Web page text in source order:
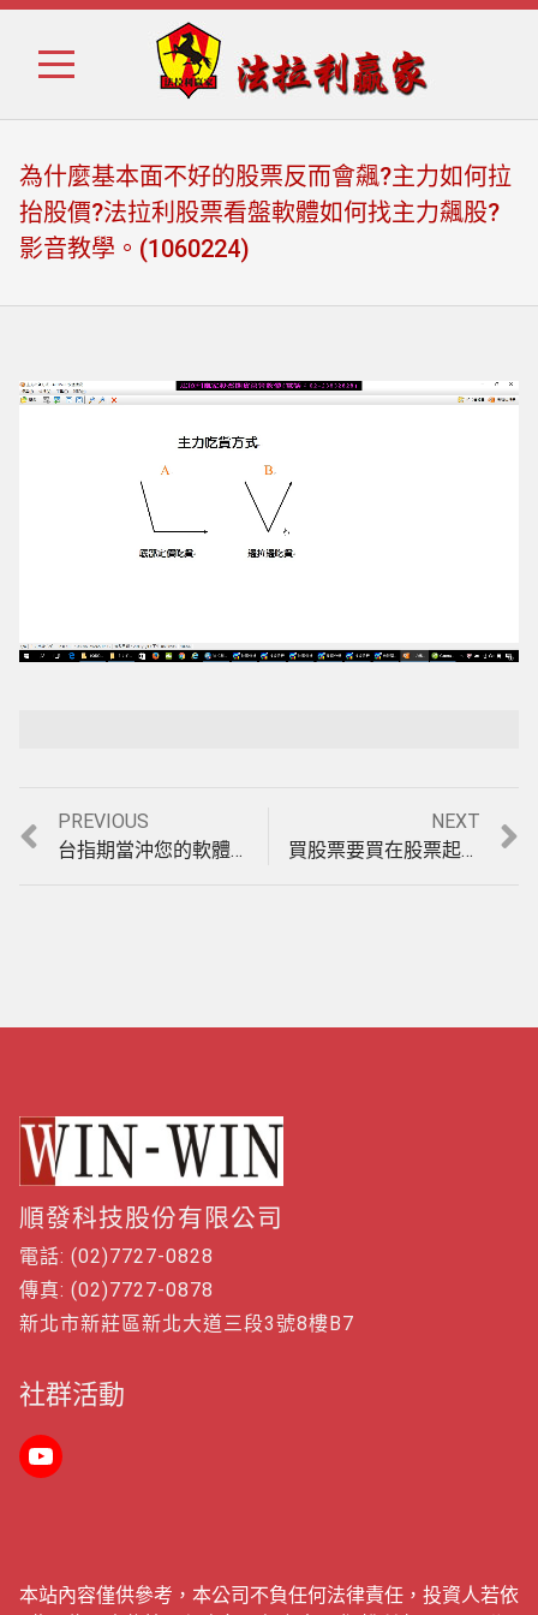
Skip
Skip
為什麼基本面不好的股票反而會飆?主力如何拉
抬股價?法拉利股票看盤軟體如何找主力飆股?
影音教學。(1060224)
Loaded:
100.00%
Playback Rate
Unmute
文
PREVIOUS
Previous
post:
台指期當沖您的軟體碰到盤整盤就掛了嗎? 【天地軌道】唯一盤整盤&趨勢盤均可操作的期貨看盤軟體，模擬7月4日至6日盤中操作影音教學。(1060706)
NEXT
post:
買股票要買在股票起漲點，賣股票要賣在股票起跌點，法拉利股票軟體，讓您與主力底部同步進場，頭部與主力同步出場，近日主力進場股實例教學。(1060616)
順發科技股份有限公司
電話: (02)7727-0828
傳真: (02)7727-0878
新北市新莊區新北大道三段3號8樓B7
社群活動
本站內容僅供參考，本公司不負任何法律責任，投資人若依